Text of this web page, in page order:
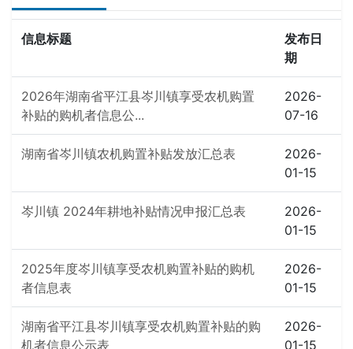
信息标题
发布日
期
2026年湖南省平江县岑川镇享受农机购置
补贴的购机者信息公...
2026-
07-16
湖南省岑川镇农机购置补贴发放汇总表
2026-
01-15
岑川镇 2024年耕地补贴情况申报汇总表
2026-
01-15
2025年度岑川镇享受农机购置补贴的购机
者信息表
2026-
01-15
湖南省平江县岑川镇享受农机购置补贴的购
机者信息公示表
2026-
01-15